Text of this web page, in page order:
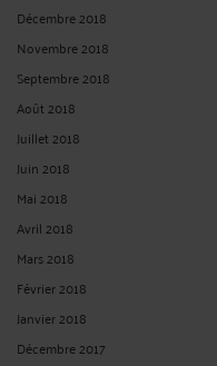
Décembre 2018
Novembre 2018
Septembre 2018
Août 2018
Juillet 2018
Juin 2018
Mai 2018
Avril 2018
Mars 2018
Février 2018
Janvier 2018
Décembre 2017